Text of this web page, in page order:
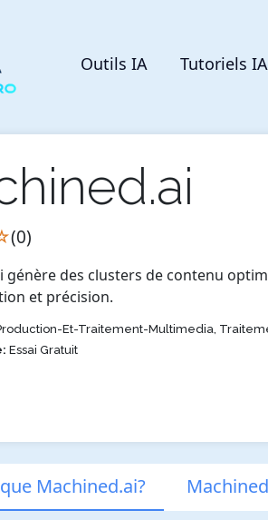
Outils IA Tutoriels IA
(0)
génère des clusters de contenu
et précision.
Et-Traitement-Multimedia,
Essai Gratuit
Machined.ai?